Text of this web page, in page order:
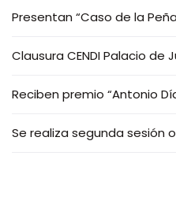
Presentan “Caso de la
Clausura CENDI Palacio de
Reciben premio “Antonio
Se realiza segunda sesión